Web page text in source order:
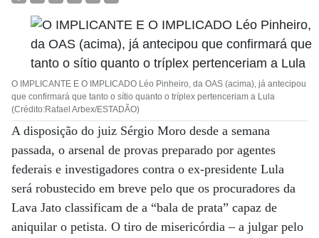
O IMPLICANTE E O IMPLICADO Léo Pinheiro, da OAS (acima), já antecipou
que confirmará que tanto o sítio quanto o tríplex pertenceriam a Lula
(Crédito:Rafael Arbex/ESTADÃO)
A disposição do juiz Sérgio Moro desde a semana
passada, o arsenal de provas preparado por agentes
federais e investigadores contra o ex-presidente Lula
será robustecido em breve pelo que os procuradores da
Lava Jato classificam de a “bala de prata” capaz de
aniquilar o petista. O tiro de misericórdia – a julgar pelo